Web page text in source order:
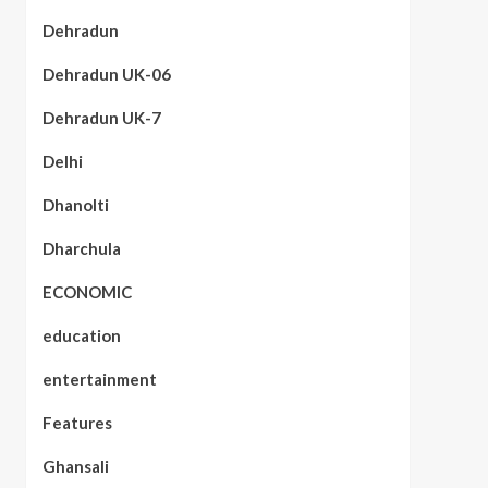
Dehradun
Dehradun UK-06
Dehradun UK-7
Delhi
Dhanolti
Dharchula
ECONOMIC
education
entertainment
Features
Ghansali